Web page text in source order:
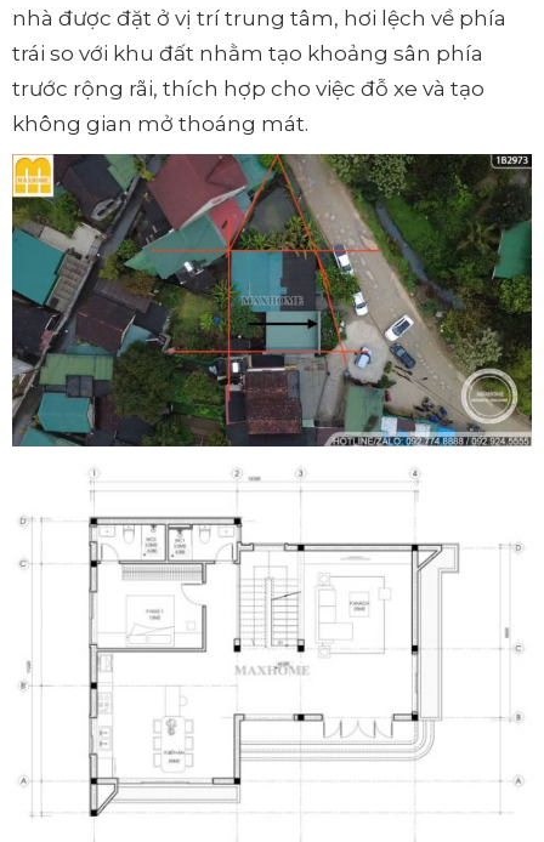
nhà được đặt ở vị trí trung tâm, hơi lệch về phía
trái so với khu đất nhằm tạo khoảng sân phía
trước rộng rãi, thích hợp cho việc đỗ xe và tạo
không gian mở thoáng mát.